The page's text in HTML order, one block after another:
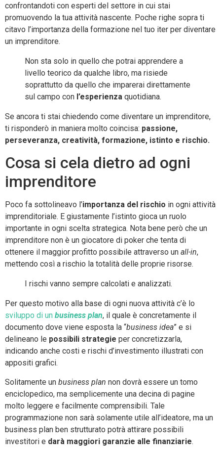
confrontandoti con esperti del settore in cui stai
promuovendo la tua attività nascente. Poche righe sopra ti
citavo l’importanza della formazione nel tuo iter per diventare
un imprenditore.
Non sta solo in quello che potrai apprendere a
livello teorico da qualche libro, ma risiede
soprattutto da quello che imparerai direttamente
sul campo con l’esperienza quotidiana.
Se ancora ti stai chiedendo come diventare un imprenditore,
ti risponderò in maniera molto coincisa: passione,
perseveranza, creatività, formazione, istinto e rischio.
Cosa si cela dietro ad ogni
imprenditore
Poco fa sottolineavo l’importanza del rischio in ogni attività
imprenditoriale. E giustamente l’istinto gioca un ruolo
importante in ogni scelta strategica. Nota bene però che un
imprenditore non è un giocatore di poker che tenta di
ottenere il maggior profitto possibile attraverso un all-in,
mettendo così a rischio la totalità delle proprie risorse.
I rischi vanno sempre calcolati e analizzati.
Per questo motivo alla base di ogni nuova attività c’è lo
sviluppo di un business plan, il quale è concretamente il
documento dove viene esposta la “business idea” e si
delineano le possibili strategie per concretizzarla,
indicando anche costi e rischi d’investimento illustrati con
appositi grafici.
Solitamente un business plan non dovrà essere un tomo
enciclopedico, ma semplicemente una decina di pagine
molto leggere e facilmente comprensibili. Tale
programmazione non sarà solamente utile all’ideatore, ma un
business plan ben strutturato potrà attirare possibili
investitori e darà maggiori garanzie alle finanziarie.